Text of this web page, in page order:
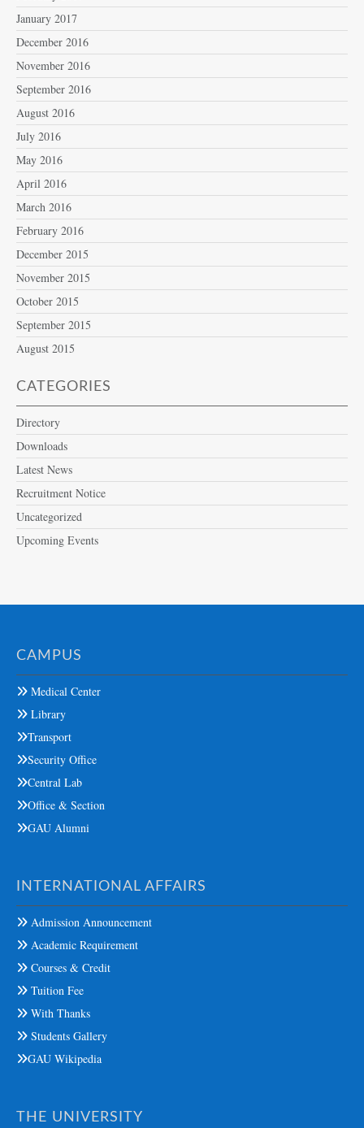
January 2017
December 2016
November 2016
September 2016
August 2016
July 2016
May 2016
April 2016
March 2016
February 2016
December 2015
November 2015
October 2015
September 2015
August 2015
CATEGORIES
Directory
Downloads
Latest News
Recruitment Notice
Uncategorized
Upcoming Events
CAMPUS
Medical Center
Library
Transport
Security Office
Central Lab
Office & Section
GAU Alumni
INTERNATIONAL AFFAIRS
Admission Announcement
Academic Requirement
Courses & Credit
Tuition Fee
With Thanks
Students Gallery
GAU Wikipedia
THE UNIVERSITY